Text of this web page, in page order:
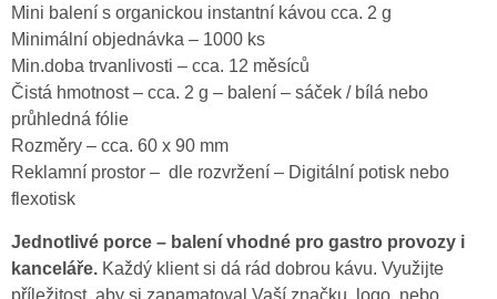
Mini balení s organickou instantní kávou cca. 2 g
Minimální objednávka – 1000 ks
Min.doba trvanlivosti – cca. 12 měsíců
Čistá hmotnost– cca. 2 g – balení – sáček / bílá nebo
průhledná fólie
Rozměry – cca. 60 x 90 mm
Reklamní prostor – dle rozvržení – Digitální potisk nebo
flexotisk
Jednotlivé porce – balení vhodné pro gastro provozy i
kanceláře. Každý klient si dá rád dobrou kávu. Využijte
příležitost, aby si zapamatoval Vaší značku, logo, nebo